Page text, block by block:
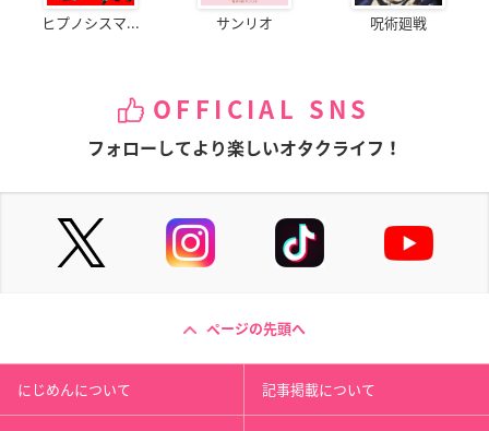
ヒプノシスマ... サンリオ 呪術廻戦
OFFICIAL SNS
フォローしてより楽しいオタクライフ！
ページの先頭へ
にじめんについて 記事掲載について